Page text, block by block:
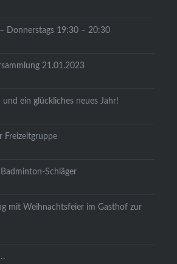
Donnerstags 19:30 – 20:30
21.01.2023
ein glückliches neues Jahr!
Freizeitgruppe
Schläger
mit Weihnachtsfeier im Gasthof zur